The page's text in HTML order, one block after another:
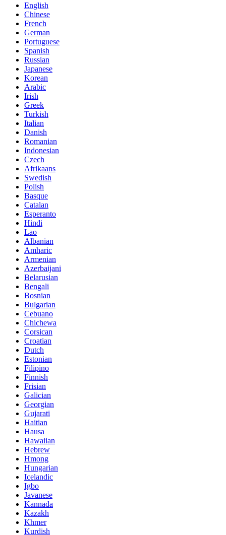
English
Chinese
French
German
Portuguese
Spanish
Russian
Japanese
Korean
Arabic
Irish
Greek
Turkish
Italian
Danish
Romanian
Indonesian
Czech
Afrikaans
Swedish
Polish
Basque
Catalan
Esperanto
Hindi
Lao
Albanian
Amharic
Armenian
Azerbaijani
Belarusian
Bengali
Bosnian
Bulgarian
Cebuano
Chichewa
Corsican
Croatian
Dutch
Estonian
Filipino
Finnish
Frisian
Galician
Georgian
Gujarati
Haitian
Hausa
Hawaiian
Hebrew
Hmong
Hungarian
Icelandic
Igbo
Javanese
Kannada
Kazakh
Khmer
Kurdish